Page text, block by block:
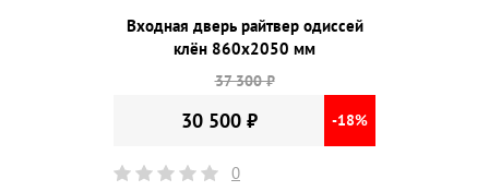
Входная дверь райтвер одиссей
клён 860х2050 мм
37 300 ₽
30 500 ₽ -18%
0